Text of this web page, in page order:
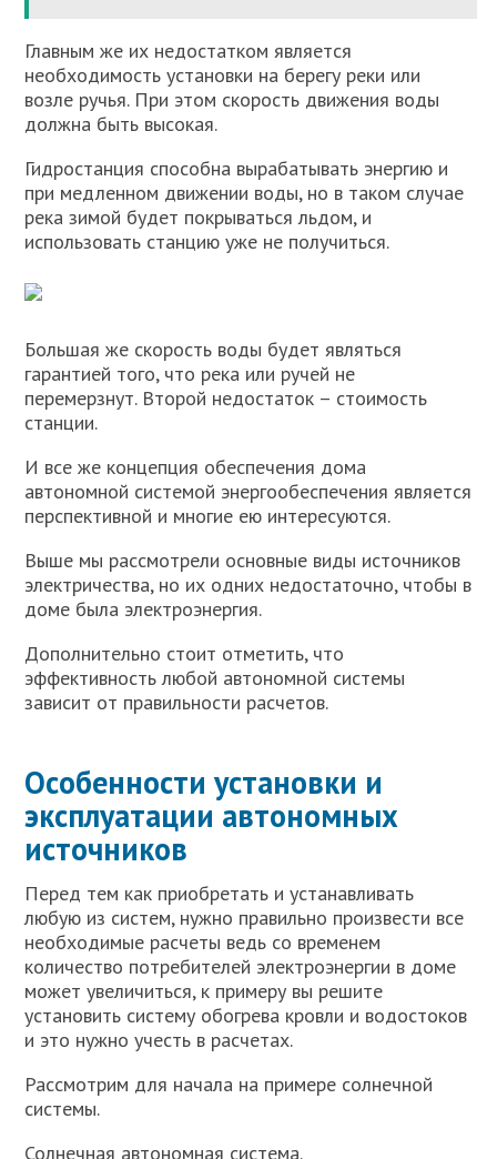
Главным же их недостатком является
необходимость установки на берегу реки или
возле ручья. При этом скорость движения воды
должна быть высокая.
Гидростанция способна вырабатывать энергию и
при медленном движении воды, но в таком случае
река зимой будет покрываться льдом, и
использовать станцию уже не получиться.
Большая же скорость воды будет являться
гарантией того, что река или ручей не
перемерзнут. Второй недостаток – стоимость
станции.
И все же концепция обеспечения дома
автономной системой энергообеспечения является
перспективной и многие ею интересуются.
Выше мы рассмотрели основные виды источников
электричества, но их одних недостаточно, чтобы в
доме была электроэнергия.
Дополнительно стоит отметить, что
эффективность любой автономной системы
зависит от правильности расчетов.
Особенности установки и
эксплуатации автономных
источников
Перед тем как приобретать и устанавливать
любую из систем, нужно правильно произвести все
необходимые расчеты ведь со временем
количество потребителей электроэнергии в доме
может увеличиться, к примеру вы решите
установить систему обогрева кровли и водостоков
и это нужно учесть в расчетах.
Рассмотрим для начала на примере солнечной
системы.
Солнечная автономная система.